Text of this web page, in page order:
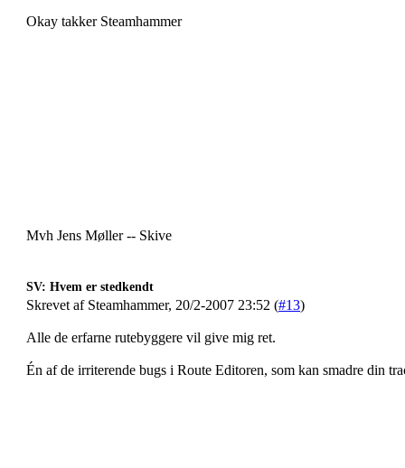
Okay takker Steamhammer
Mvh Jens Møller -- Skive
SV: Hvem er stedkendt
Skrevet af Steamhammer, 20/2-2007 23:52 (#13)
Alle de erfarne rutebyggere vil give mig ret.
Én af de irriterende bugs i Route Editoren, som kan smadre din